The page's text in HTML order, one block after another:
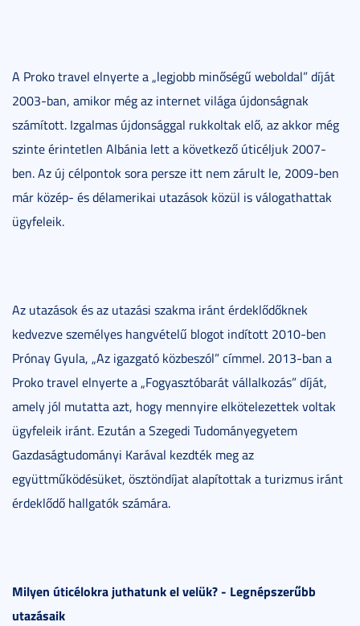
A Proko travel elnyerte a „legjobb minőségű weboldal” díját
2003-ban, amikor még az internet világa újdonságnak
számított. Izgalmas újdonsággal rukkoltak elő, az akkor még
szinte érintetlen Albánia lett a következő úticéljuk 2007-
ben. Az új célpontok sora persze itt nem zárult le, 2009-ben
már közép- és délamerikai utazások közül is válogathattak
ügyfeleik.
Az utazások és az utazási szakma iránt érdeklődőknek
kedvezve személyes hangvételű blogot indított 2010-ben
Prónay Gyula, „Az igazgató közbeszól” címmel. 2013-ban a
Proko travel elnyerte a „Fogyasztóbarát vállalkozás” díját,
amely jól mutatta azt, hogy mennyire elkötelezettek voltak
ügyfeleik iránt. Ezután a Szegedi Tudományegyetem
Gazdaságtudományi Karával kezdték meg az
együttműködésüket, ösztöndíjat alapítottak a turizmus iránt
érdeklődő hallgatók számára.
Milyen úticélokra juthatunk el velük? - Legnépszerűbb
utazásaik